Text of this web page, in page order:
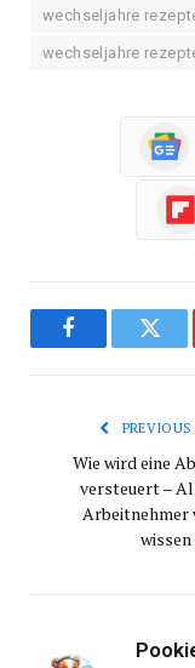
wechseljahre
wechseljahre
Facebook
Wie wird eine
versteuert –
Arbeitnehmer
wissen